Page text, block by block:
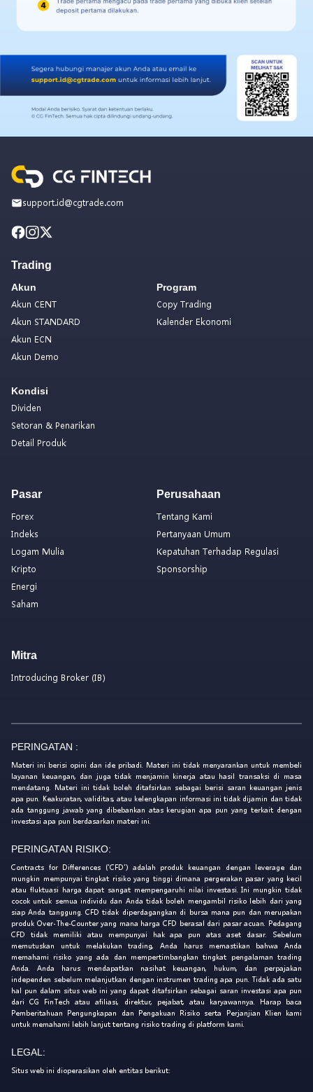
support.id@cgtrade.com
Trading
Akun
Akun CENT
Akun STANDARD
Akun ECN
Akun Demo
Kondisi
Dividen
Setoran & Penarikan
Detail Produk
Program
Copy Trading
Kalender Ekonomi
Pasar
Forex
Indeks
Logam Mulia
Kripto
Energi
Saham
Perusahaan
Tentang Kami
Pertanyaan Umum
Kepatuhan Terhadap Regulasi
Sponsorship
Mitra
Introducing Broker (IB)
PERINGATAN :
Materi ini berisi opini dan ide pribadi. Materi ini tidak menyarankan untuk membeli
layanan keuangan, dan juga tidak menjamin kinerja atau hasil transaksi di masa
mendatang. Materi ini tidak boleh ditafsirkan sebagai berisi saran keuangan jenis
apa pun. Keakuratan, validitas, atau kelengkapan informasi ini tidak dijamin dan tidak
ada tanggung jawab yang dibebankan atas kerugian apa pun yang terkait dengan
investasi apa pun berdasarkan materi ini.
PERINGATAN RISIKO:
Contracts for Differences ('CFD') adalah produk keuangan dengan leverage dan
mungkin mempunyai tingkat risiko yang tinggi dimana pergerakan pasar yang kecil
atau fluktuasi harga dapat sangat mempengaruhi nilai investasi. Ini mungkin tidak
cocok untuk semua individu dan Anda tidak boleh mengambil risiko lebih dari yang
siap Anda tanggung. CFD tidak diperdagangkan di bursa mana pun dan merupakan
produk Over-The-Counter yang mana harga CFD berasal dari pasar acuan. Pedagang
CFD tidak memiliki atau mempunyai hak apa pun atas aset dasar. Sebelum
memutuskan untuk melakukan trading, Anda harus memastikan bahwa Anda
memahami risiko yang ada dan mempertimbangkan tingkat pengalaman trading
Anda. Anda harus mendapatkan nasihat keuangan, hukum, dan perpajakan
independen sebelum melanjutkan dengan instrumen trading apa pun. Tidak ada satu
hal pun dalam situs web ini yang dapat ditafsirkan sebagai saran investasi apa pun
dari CG FinTech atau afiliasi, direktur, pejabat, atau karyawannya. Harap baca
Pemberitahuan Pengungkapan dan Pengakuan Risiko serta Perjanjian Klien kami
untuk memahami lebih lanjut tentang risiko trading di platform kami.
LEGAL:
Situs web ini dioperasikan oleh entitas berikut: